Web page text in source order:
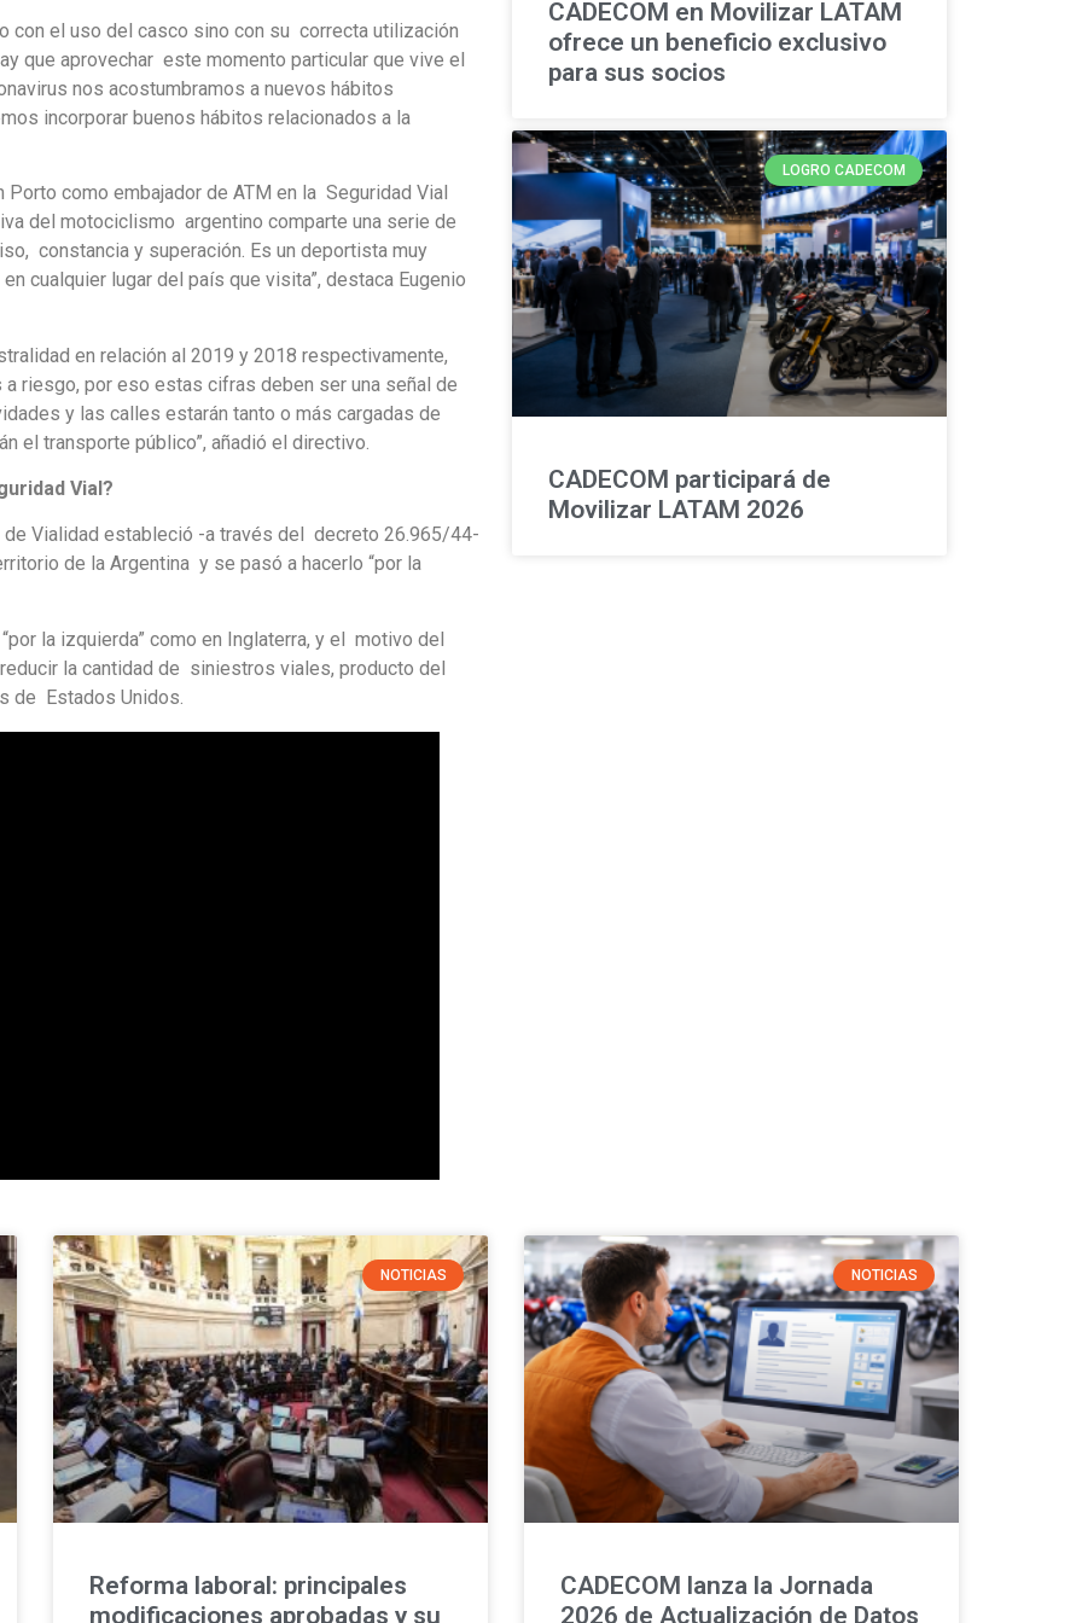
con el uso del casco sino con su correcta utilización
que aprovechar este momento particular que vive el
nos acostumbramos a nuevos hábitos
incorporar buenos hábitos relacionados a la
como embajador de ATM en la Seguridad Vial
del motociclismo argentino comparte una serie de
constancia y superación. Es un deportista muy
cualquier lugar del país que visita”, destaca Eugenio
en relación al 2019 y 2018 respectivamente,
riesgo, por eso estas cifras deben ser una señal de
y las calles estarán tanto o más cargadas de
el transporte público”, añadió el directivo.
Vial?
de Vialidad estableció -a través del decreto 26.965/44-
de la Argentina y se pasó a hacerlo “por la
la izquierda” como en Inglaterra, y el motivo del
la cantidad de siniestros viales, producto del
de Estados Unidos.
CADECOM en Movilizar LATAM
ofrece un beneficio exclusivo
para sus socios
LOGRO CADECOM
CADECOM participará de
Movilizar LATAM 2026
NOTICIAS
Reforma laboral: principales
modificaciones aprobadas y su
NOTICIAS
CADECOM lanza la Jornada
2026 de Actualización de Datos